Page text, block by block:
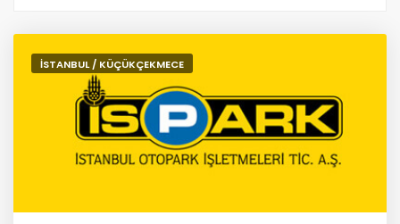
İSTANBUL / KÜÇÜKÇEKMECE